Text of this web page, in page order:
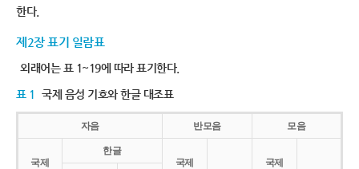
한다.
제2장 표기 일람표
외래어는 표 1~19에 따라 표기한다.
표 1 국제 음성 기호와 한글 대조표
자음 반모음 모음
국제
한글
국제
국제